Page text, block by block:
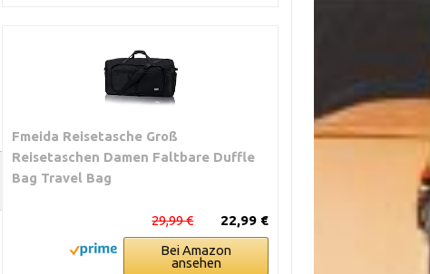
GEEIGNET FÜR
Fmeida Reisetasche Groß
Reisetaschen Damen Faltbare Duffle
Bag Travel Bag
22,99 €
29,99 €
Bei Amazon
ansehen